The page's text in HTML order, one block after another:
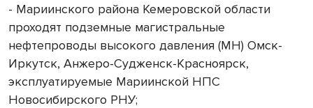
- Мариинского района Кемеровской области
проходят подземные магистральные
нефтепроводы высокого давления (МН) Омск-
Иркутск, Анжеро-Судженск-Красноярск,
эксплуатируемые Мариинской НПС
Новосибирского РНУ;